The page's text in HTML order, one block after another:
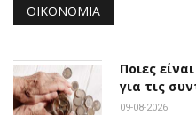
ΟΙΚΟΝΟΜΊΑ
Ποιες
για τις
09-08-2026